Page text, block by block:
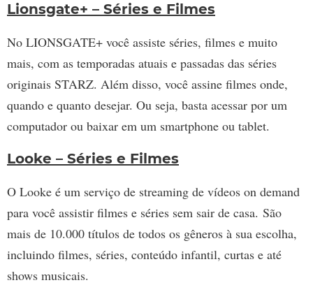
Lionsgate+ – Séries e Filmes
No LIONSGATE+ você assiste séries, filmes e muito
mais, com as temporadas atuais e passadas das séries
originais STARZ. Além disso, você assine filmes onde,
quando e quanto desejar. Ou seja, basta acessar por um
computador ou baixar em um smartphone ou tablet.
Looke – Séries e Filmes
O Looke é um serviço de streaming de vídeos on demand
para você assistir filmes e séries sem sair de casa. São
mais de 10.000 títulos de todos os gêneros à sua escolha,
incluindo filmes, séries, conteúdo infantil, curtas e até
shows musicais.